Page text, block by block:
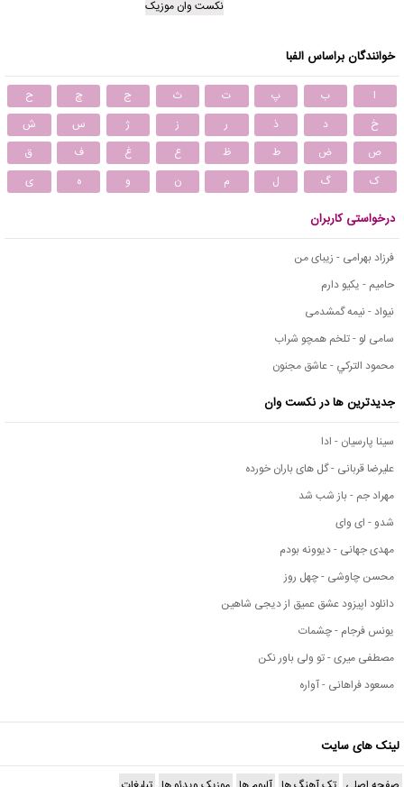
نکست وان موزیک
خوانندگان براساس الفبا
ا ب پ ت ث ج چ
ح
خ
د ذ ر ز ژ س
ش
ص
ض ط ظ ع غ ف
ق
ک
گ ل م ن و ه ی
درخواستی کاربران
فرزاد بهرامی - زیبای من
حامیم - یکیو دارم
نیواد - نیمه گمشدمی
سامی لو - تلخم همچو شراب
محمود التركي - عاشق مجنون
جدیدترین ها در نکست وان
سینا پارسیان - ادا
علیرضا قربانی - گل های باران خورده
مهراد جم - باز شب شد
شدو - ای وای
مهدی جهانی - دیوونه بودم
محسن چاوشی - چهل روز
دانلود اپیزود عشق عمیق از دیجی شاهین
یونس فرجام - چشمات
مصطفی میری - تو ولی باور نکن
مسعود فراهانی - آواره
لینک های سایت